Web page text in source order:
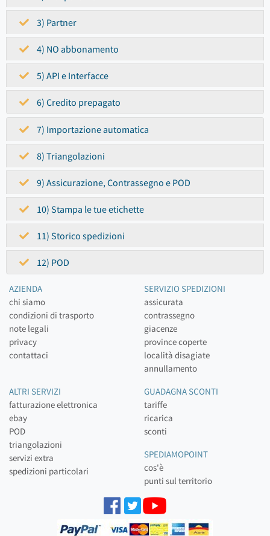
3) Partner
4) NO abbonamento
5) API e Interfacce
6) Credito prepagato
7) Importazione automatica
8) Triangolazioni
9) Assicurazione, Contrassegno e POD
10) Stampa le tue etichette
11) Storico spedizioni
12) POD
AZIENDA
chi siamo
condizioni di trasporto
note legali
privacy
contattaci
SERVIZIO SPEDIZIONI
assicurata
contrassegno
giacenze
province coperte
località disagiate
annullamento
ALTRI SERVIZI
fatturazione elettronica
ebay
POD
triangolazioni
servizi extra
spedizioni particolari
GUADAGNA SCONTI
tariffe
ricarica
sconti
SPEDIAMOPOINT
cos'è
punti sul territorio